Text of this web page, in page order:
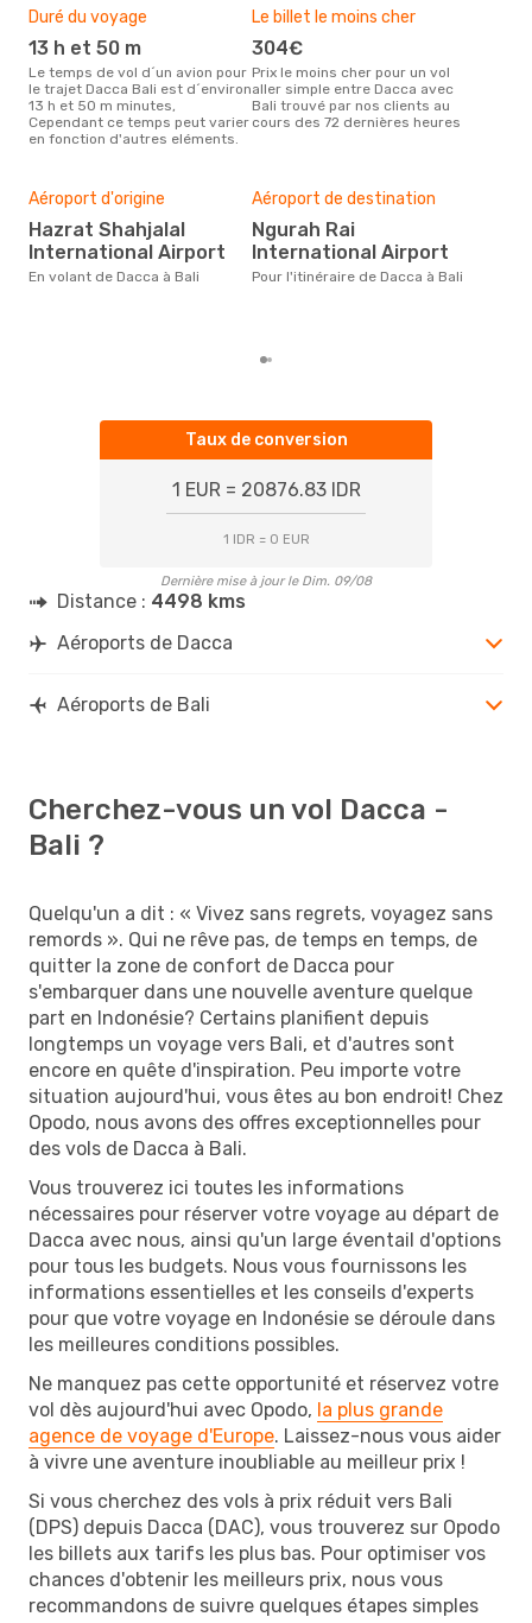
Duré du voyage
13 h et 50 m
Le temps de vol d´un avion pour
le trajet Dacca Bali est d´environ
13 h et 50 m minutes,
Cependant ce temps peut varier
en fonction d'autres eléments.
Le billet le moins cher
304€
Prix le moins cher pour un vol
aller simple entre Dacca avec
Bali trouvé par nos clients au
cours des 72 dernières heures
Aéroport d'origine
Hazrat Shahjalal
International Airport
En volant de Dacca à Bali
Aéroport de destination
Ngurah Rai
International Airport
Pour l'itinéraire de Dacca à Bali
Taux de conversion
1 EUR = 20876.83 IDR
1 IDR = 0 EUR
Dernière mise à jour le Dim. 09/08
Distance : 4498 kms
Aéroports de Dacca
Aéroports de Bali
Cherchez-vous un vol Dacca -
Bali ?
Quelqu'un a dit : « Vivez sans regrets, voyagez sans
remords ». Qui ne rêve pas, de temps en temps, de
quitter la zone de confort de Dacca pour
s'embarquer dans une nouvelle aventure quelque
part en Indonésie? Certains planifient depuis
longtemps un voyage vers Bali, et d'autres sont
encore en quête d'inspiration. Peu importe votre
situation aujourd'hui, vous êtes au bon endroit! Chez
Opodo, nous avons des offres exceptionnelles pour
des vols de Dacca à Bali.
Vous trouverez ici toutes les informations
nécessaires pour réserver votre voyage au départ de
Dacca avec nous, ainsi qu'un large éventail d'options
pour tous les budgets. Nous vous fournissons les
informations essentielles et les conseils d'experts
pour que votre voyage en Indonésie se déroule dans
les meilleures conditions possibles.
Ne manquez pas cette opportunité et réservez votre
vol dès aujourd'hui avec Opodo, la plus grande
agence de voyage d'Europe. Laissez-nous vous aider
à vivre une aventure inoubliable au meilleur prix !
Si vous cherchez des vols à prix réduit vers Bali
(DPS) depuis Dacca (DAC), vous trouverez sur Opodo
les billets aux tarifs les plus bas. Pour optimiser vos
chances d'obtenir les meilleurs prix, nous vous
recommandons de suivre quelques étapes simples